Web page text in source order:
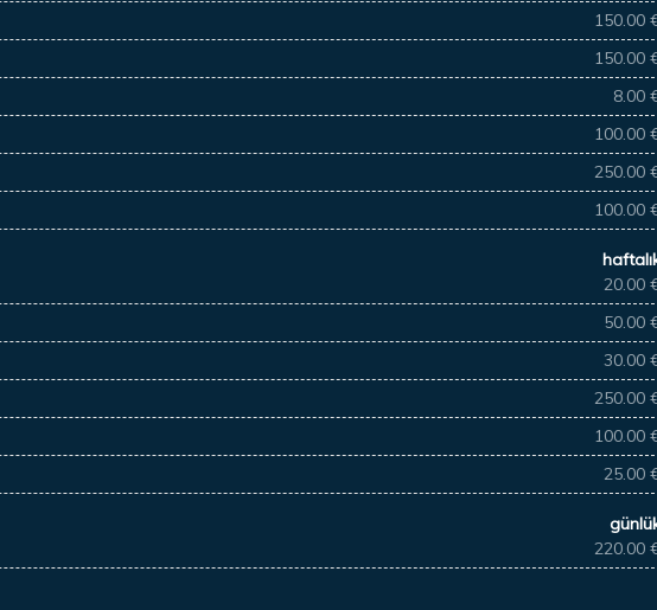
150.00
150.00
8.00
100.00
250.00
100.00
20.00
50.00
30.00
250.00
100.00
25.00
220.00